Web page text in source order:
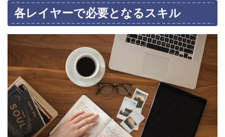
各レイヤーで必要となるスキル